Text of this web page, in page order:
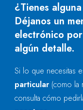
¿Tienes
Déjanos un
electrónico
algún detalle.
Si lo que necesitas
particular (como la
consulta cómo